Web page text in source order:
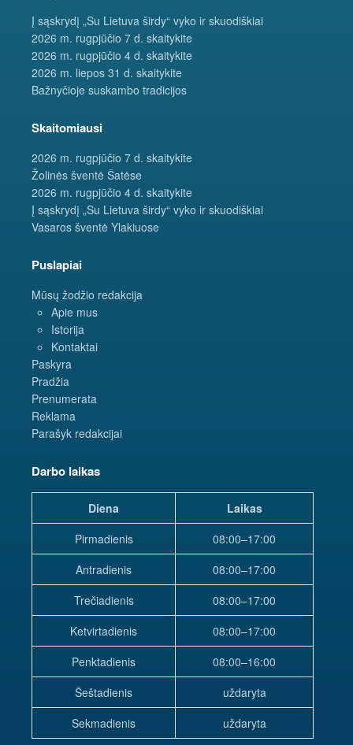
Į sąskrydį „Su Lietuva širdy“ vyko ir skuodiškiai
2026 m. rugpjūčio 7 d. skaitykite
2026 m. rugpjūčio 4 d. skaitykite
2026 m. liepos 31 d. skaitykite
Bažnyčioje suskambo tradicijos
Skaitomiausi
2026 m. rugpjūčio 7 d. skaitykite
Žolinės šventė Šatėse
2026 m. rugpjūčio 4 d. skaitykite
Į sąskrydį „Su Lietuva širdy“ vyko ir skuodiškiai
Vasaros šventė Ylakiuose
Puslapiai
Mūsų žodžio redakcija
Apie mus
Istorija
Kontaktai
Paskyra
Pradžia
Prenumerata
Reklama
Parašyk redakcijai
Darbo laikas
Diena
Laikas
Pirmadienis
08:00–17:00
Antradienis
08:00–17:00
Trečiadienis
08:00–17:00
Ketvirtadienis
08:00–17:00
Penktadienis
08:00–16:00
Šeštadienis
uždaryta
Sekmadienis
uždaryta